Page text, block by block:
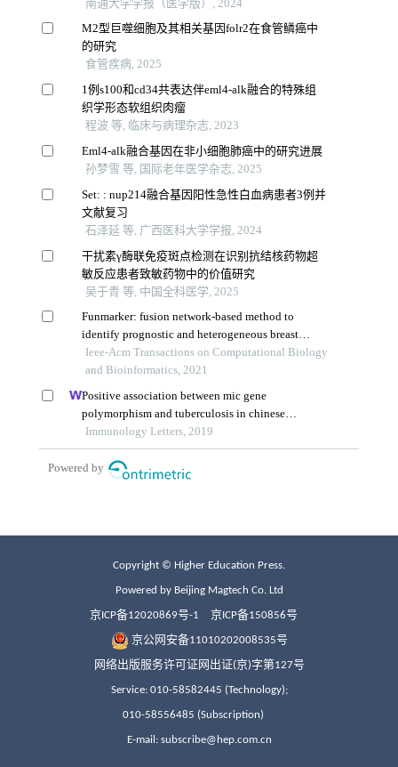
Copyright © Higher Education Press.
Powered by Beijing Magtech Co. Ltd
京ICP备12020869号-1 京ICP备150856号
京公网安备11010202008535号
网络出版服务许可证网出证(京)字第127号
Service: 010-58582445 (Technology);
010-58556485 (Subscription)
E-mail: subscribe@hep.com.cn